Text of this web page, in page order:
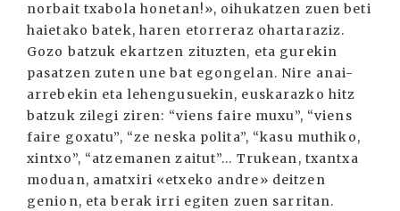
norbait txabola honetan!», oihukatzen zuen beti
haietako batek, haren etorreraz ohartaraziz.
Gozo batzuk ekartzen zituzten, eta gurekin
pasatzen zuten une bat egongelan. Nire anai-
arrebekin eta lehengusuekin, euskarazko hitz
batzuk zilegi ziren: “viens faire muxu”, “viens
faire goxatu”, “ze neska polita”, “kasu muthiko,
xintxo”, “atzemanen zaitut”... Trukean, txantxa
moduan, amatxiri «etxeko andre» deitzen
genion, eta berak irri egiten zuen sarritan.